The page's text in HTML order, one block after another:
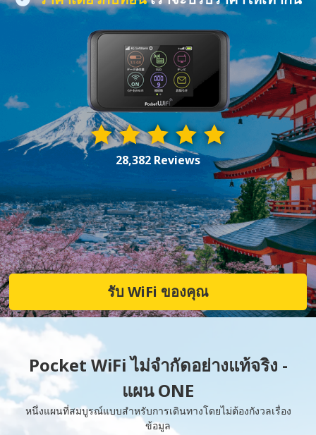
28,382 Reviews
รับ WiFi ของคุณ
Pocket WiFi ไม่จำกัดอย่างแท้จริง -
แผน ONE
หนึ่งแผนที่สมบูรณ์แบบสำหรับการเดินทางโดยไม่ต้องกังวลเรื่อง
ข้อมูล